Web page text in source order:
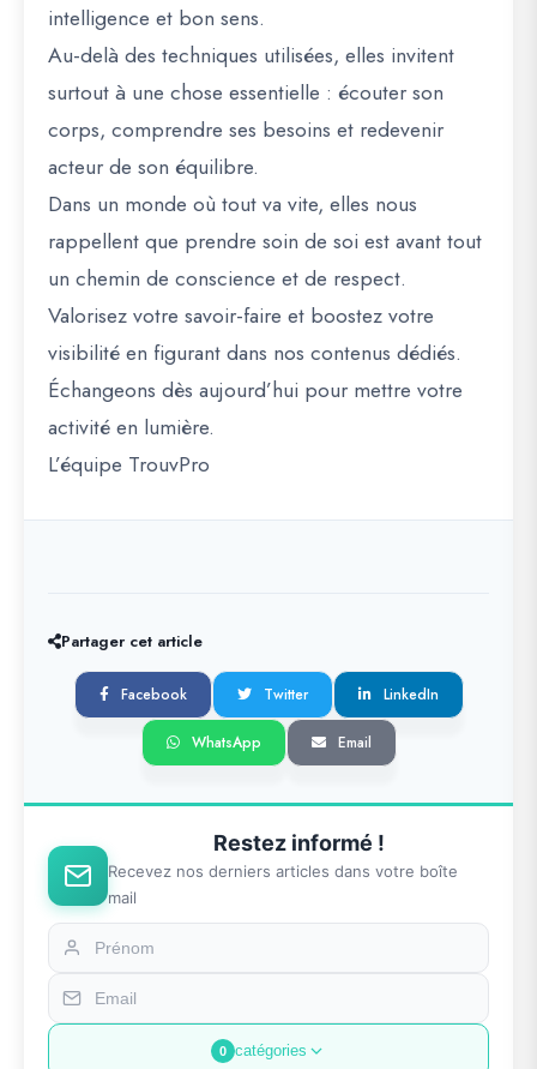
intelligence et bon sens.
Au-delà des techniques utilisées, elles invitent
surtout à une chose essentielle : écouter son
corps, comprendre ses besoins et redevenir
acteur de son équilibre.
Dans un monde où tout va vite, elles nous
rappellent que prendre soin de soi est avant tout
un chemin de conscience et de respect.
Valorisez votre savoir-faire et boostez votre
visibilité en figurant dans nos contenus dédiés.
Échangeons dès aujourd’hui pour mettre votre
activité en lumière.
L’équipe TrouvPro
Partager cet article
Facebook Twitter LinkedIn
WhatsApp Email
Restez informé !
Recevez nos derniers articles dans votre boîte
mail
0 catégories